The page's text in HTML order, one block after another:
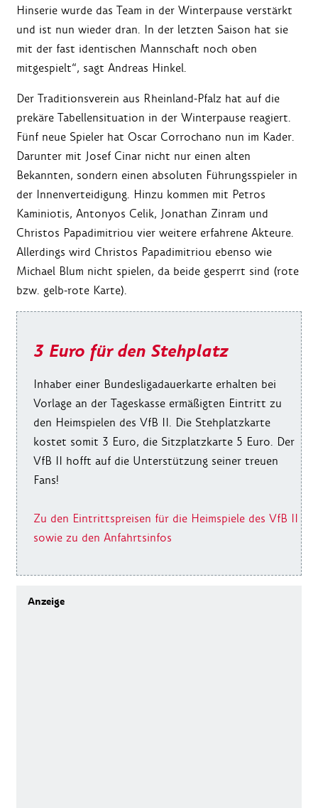
Hinserie wurde das Team in der Winterpause verstärkt
und ist nun wieder dran. In der letzten Saison hat sie
mit der fast identischen Mannschaft noch oben
mitgespielt“, sagt Andreas Hinkel.
Der Traditionsverein aus Rheinland-Pfalz hat auf die
prekäre Tabellensituation in der Winterpause reagiert.
Fünf neue Spieler hat Oscar Corrochano nun im Kader.
Darunter mit Josef Cinar nicht nur einen alten
Bekannten, sondern einen absoluten Führungsspieler in
der Innenverteidigung. Hinzu kommen mit Petros
Kaminiotis, Antonyos Celik, Jonathan Zinram und
Christos Papadimitriou vier weitere erfahrene Akteure.
Allerdings wird Christos Papadimitriou ebenso wie
Michael Blum nicht spielen, da beide gesperrt sind (rote
bzw. gelb-rote Karte).
3 Euro für den Stehplatz
Inhaber einer Bundesligadauerkarte erhalten bei
Vorlage an der Tageskasse ermäßigten Eintritt zu
den Heimspielen des VfB II. Die Stehplatzkarte
kostet somit 3 Euro, die Sitzplatzkarte 5 Euro. Der
VfB II hofft auf die Unterstützung seiner treuen
Fans!
Zu den Eintrittspreisen für die Heimspiele des VfB II
sowie zu den Anfahrtsinfos